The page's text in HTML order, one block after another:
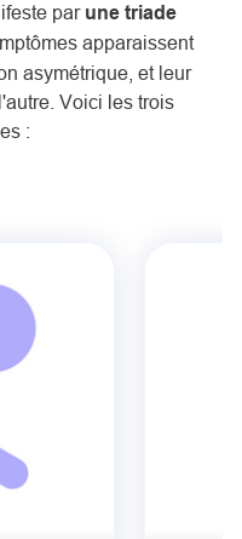
par une triade
apparaissent
asymétrique, et leur
Voici les trois
: